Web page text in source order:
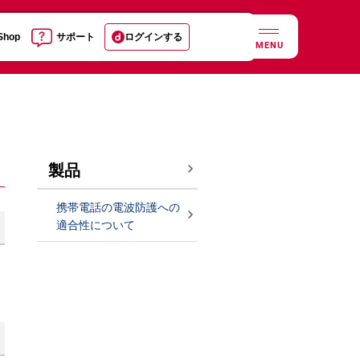
サポート ログインする
MENU
製品
携帯電話の電波防護への
適合性について